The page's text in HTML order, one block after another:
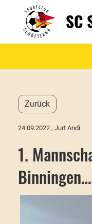
SC
Zurück
24.09.2022 , Jurt Andi
1.
Binningen…